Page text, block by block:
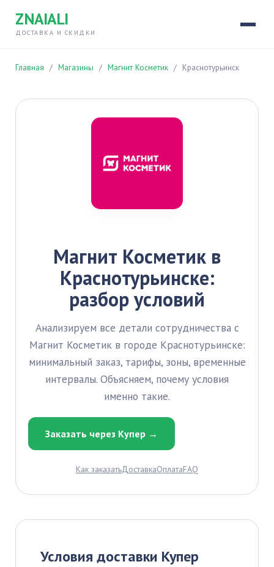
ZNAIALI
ДОСТАВКА И СКИДКИ
Главная / Магазины / Магнит Косметик / Краснотурьинск
Магнит Косметик в
Краснотурьинске:
разбор условий
Анализируем все детали сотрудничества с
Магнит Косметик в городе Краснотурьинске:
минимальный заказ, тарифы, зоны, временные
интервалы. Объясняем, почему условия
именно такие.
Заказать через Купер →
Как заказатьДоставкаОплатаFAQ
Условия доставки Купер